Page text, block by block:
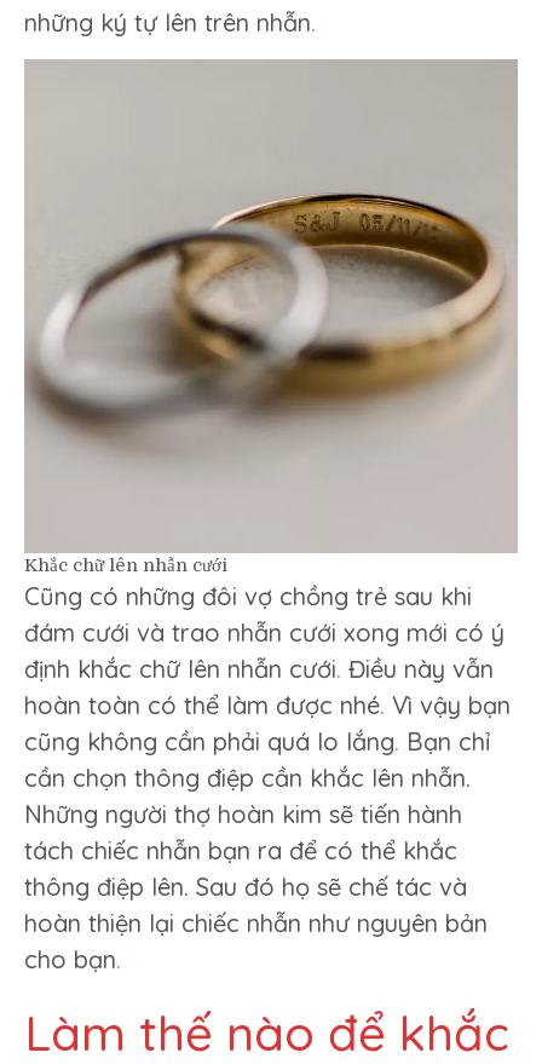
những ký tự lên trên nhẫn.
Khắc chữ lên nhẫn cưới
Cũng có những đôi vợ chồng trẻ sau khi
đám cưới và trao nhẫn cưới xong mới có ý
định khắc chữ lên nhẫn cưới. Điều này vẫn
hoàn toàn có thể làm được nhé. Vì vậy bạn
cũng không cần phải quá lo lắng. Bạn chỉ
cần chọn thông điệp cần khắc lên nhẫn.
Những người thợ hoàn kim sẽ tiến hành
tách chiếc nhẫn bạn ra để có thể khắc
thông điệp lên. Sau đó họ sẽ chế tác và
hoàn thiện lại chiếc nhẫn như nguyên bản
cho bạn.
Làm thế nào để khắc